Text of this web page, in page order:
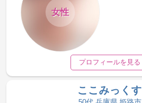
女性
プロフィールを見る
ここみっくす